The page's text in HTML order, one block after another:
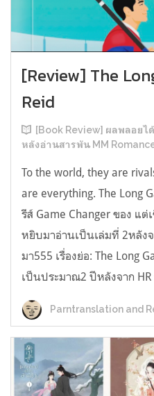
[Review] The
Reid
[Book Review] ผลพลอยไ
หลังอ่านสารพัน MM
To the world, they are
are everything. The Long
รีส์ Game Changer ของ แต่
หยิบมาอ่านเป็นเล่มที่ 2หลัง
มา555 เรื่องย่อ: The Long
เป็นประมาณ2 ปีหลังจาก HR
Parntranslation and